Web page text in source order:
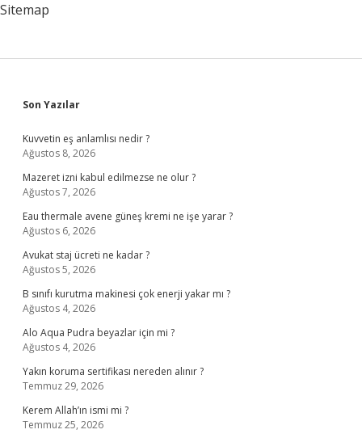
Sitemap
Sidebar
Son Yazılar
Kuvvetin eş anlamlısı nedir ?
Ağustos 8, 2026
Mazeret izni kabul edilmezse ne olur ?
Ağustos 7, 2026
Eau thermale avene güneş kremi ne işe yarar ?
Ağustos 6, 2026
Avukat staj ücreti ne kadar ?
Ağustos 5, 2026
B sınıfı kurutma makinesi çok enerji yakar mı ?
Ağustos 4, 2026
Alo Aqua Pudra beyazlar için mi ?
Ağustos 4, 2026
Yakın koruma sertifikası nereden alınır ?
Temmuz 29, 2026
Kerem Allah’ın ismi mi ?
Temmuz 25, 2026